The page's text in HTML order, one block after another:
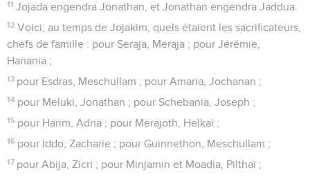
11 Jojada engendra Jonathan, et Jonathan engendra Jaddua.
12 Voici, au temps de Jojakim, quels étaient les sacrificateurs,
chefs de famille : pour Seraja, Meraja ; pour Jérémie,
Hanania ;
13 pour Esdras, Meschullam ; pour Amaria, Jochanan ;
14 pour Meluki, Jonathan ; pour Schebania, Joseph ;
15 pour Harim, Adna ; pour Merajoth, Helkaï ;
16 pour Iddo, Zacharie ; pour Guinnethon, Meschullam ;
17 pour Abija, Zicri ; pour Minjamin et Moadia, Pilthaï ;